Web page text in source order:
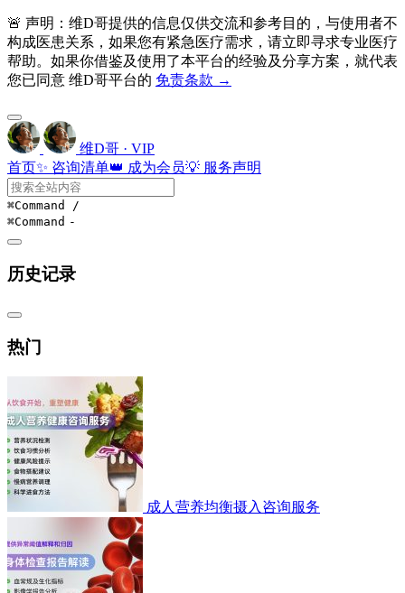
🚨 声明：维D哥提供的信息仅供交流和参考目的，与使用者不
构成医患关系，如果您有紧急医疗需求，请立即寻求专业医疗
帮助。如果你借鉴及使用了本平台的经验及分享方案，就代表
您已同意 维D哥平台的 免责条款 →
维D哥 · VIP
首页✨ 咨询清单👑 成为会员💡 服务声明
⌘Command /
⌘Command -
历史记录
热门
成人营养均衡摄入咨询服务